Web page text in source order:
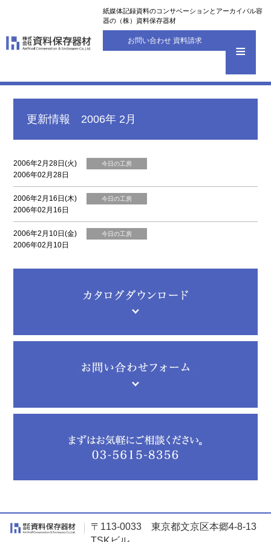
紙媒体記録資料のコンサベーションとアーカイバル容
器の（株）資料保存器材
お問い合わせ 資料請求
更新情報 2006年 2月
2006年2月28日(火) 今日の工房
2006年02月28日
2006年2月16日(木) 今日の工房
2006年02月16日
2006年2月10日(金) 今日の工房
2006年02月10日
〒113-0033 東京都文京区本郷4-8-13